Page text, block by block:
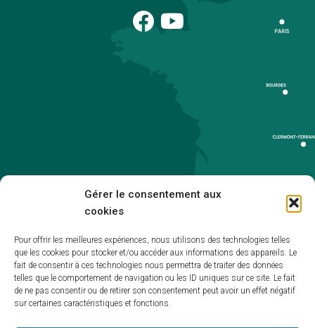
Gérer le consentement aux
cookies
Pour offrir les meilleures expériences, nous utilisons des technologies telles
que les cookies pour stocker et/ou accéder aux informations des appareils. Le
fait de consentir à ces technologies nous permettra de traiter des données
telles que le comportement de navigation ou les ID uniques sur ce site. Le fait
de ne pas consentir ou de retirer son consentement peut avoir un effet négatif
sur certaines caractéristiques et fonctions.
Accessibilité